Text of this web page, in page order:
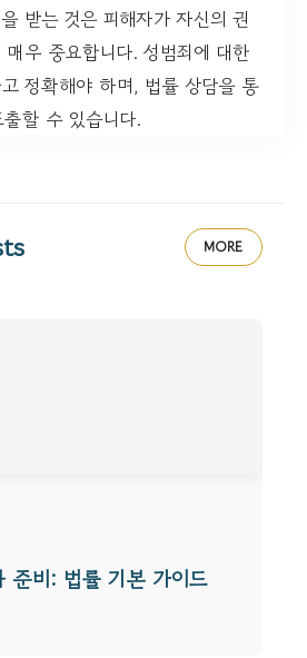
받는 것은 피해자가 자신의 권
매우 중요합니다. 성범죄에 대한
정확해야 하며, 법률 상담을 통
할 수 있습니다.
MORE
준비: 법률 기본 가이드